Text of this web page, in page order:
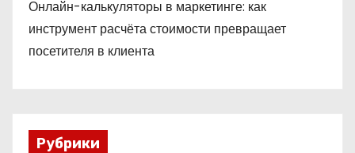
Онлайн-калькуляторы в маркетинге: как
инструмент расчёта стоимости превращает
посетителя в клиента
Рубрики